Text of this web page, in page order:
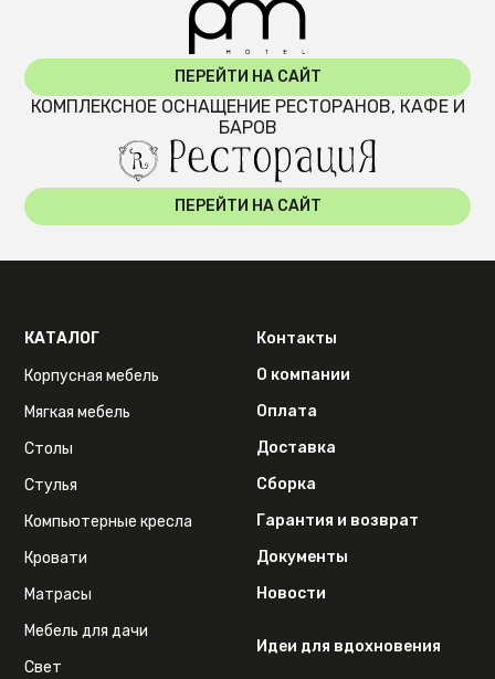
ПЕРЕЙТИ НА САЙТ
КОМПЛЕКСНОЕ ОСНАЩЕНИЕ РЕСТОРАНОВ, КАФЕ И
БАРОВ
ПЕРЕЙТИ НА САЙТ
КАТАЛОГ
Корпусная мебель
Мягкая мебель
Столы
Стулья
Компьютерные кресла
Кровати
Матрасы
Мебель для дачи
Свет
Контакты
О компании
Оплата
Доставка
Сборка
Гарантия и возврат
Документы
Новости
Идеи для вдохновения